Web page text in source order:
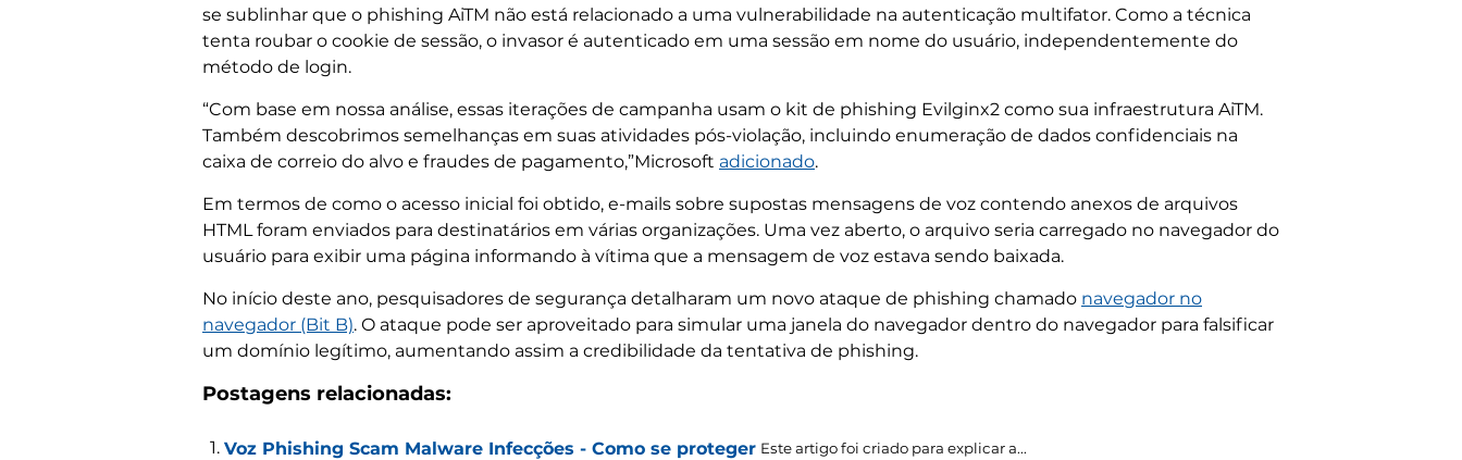
se sublinhar que o phishing AiTM não está relacionado a uma vulnerabilidade na autenticação multifator. Como a técnica
tenta roubar o cookie de sessão, o invasor é autenticado em uma sessão em nome do usuário, independentemente do
método de login.
“Com base em nossa análise, essas iterações de campanha usam o kit de phishing Evilginx2 como sua infraestrutura AiTM.
Também descobrimos semelhanças em suas atividades pós-violação, incluindo enumeração de dados confidenciais na
caixa de correio do alvo e fraudes de pagamento,”Microsoft adicionado.
Em termos de como o acesso inicial foi obtido, e-mails sobre supostas mensagens de voz contendo anexos de arquivos
HTML foram enviados para destinatários em várias organizações. Uma vez aberto, o arquivo seria carregado no navegador do
usuário para exibir uma página informando à vítima que a mensagem de voz estava sendo baixada.
No início deste ano, pesquisadores de segurança detalharam um novo ataque de phishing chamado navegador no
navegador (Bit B). O ataque pode ser aproveitado para simular uma janela do navegador dentro do navegador para falsificar
um domínio legítimo, aumentando assim a credibilidade da tentativa de phishing.
Postagens relacionadas:
Voz Phishing Scam Malware Infecções - Como se proteger Este artigo foi criado para explicar a...